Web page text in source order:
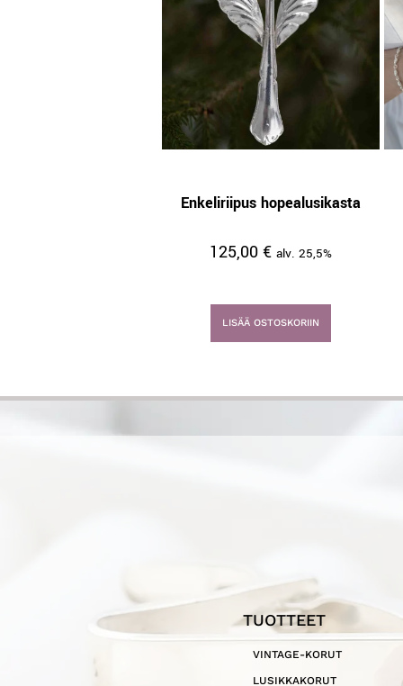
Enkeliriipus hopealusikasta
125,00€ alv. 25,5%
LISÄÄ OSTOSKORIIN
TUOTTEET
VINTAGE-KORUT
LUSIKKAKORUT